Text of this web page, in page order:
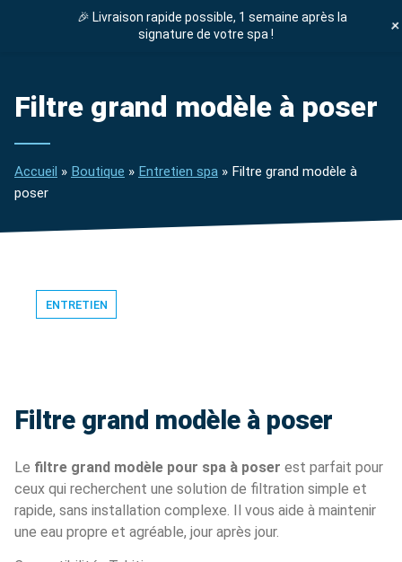
DEVIS GRATUIT
Filtre grand modèle à poser
Accueil » Boutique » Entretien spa » Filtre grand modèle à
poser
ENTRETIEN
Filtre grand modèle à poser
Le filtre grand modèle pour spa à poser est parfait pour
ceux qui recherchent une solution de filtration simple et
rapide, sans installation complexe. Il vous aide à maintenir
une eau propre et agréable, jour après jour.
🎉 Livraison rapide possible, 1 semaine après la
signature de votre spa !